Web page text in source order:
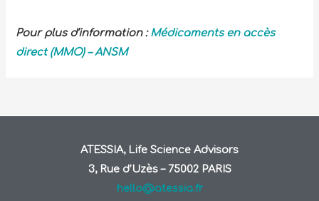
Pour plus d’information : Médicaments en accès
direct (MMO) – ANSM
ATESSIA, Life Science Advisors
3, Rue d’Uzès – 75002 PARIS
hello@atessia.fr